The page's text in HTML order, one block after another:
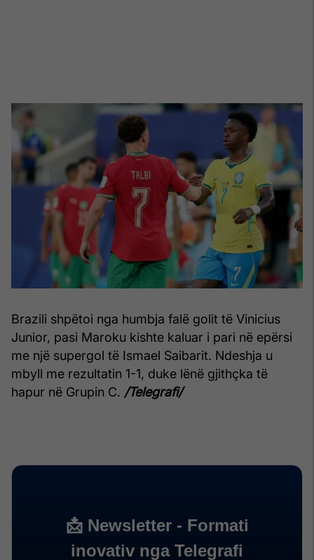
Brazili shpëtoi nga humbja falë golit të Vinicius
Junior, pasi Maroku kishte kaluar i pari në epërsi
me një supergol të Ismael Saibarit. Ndeshja u
mbyll me rezultatin 1-1, duke lënë gjithçka të
hapur në Grupin C. /Telegrafi/